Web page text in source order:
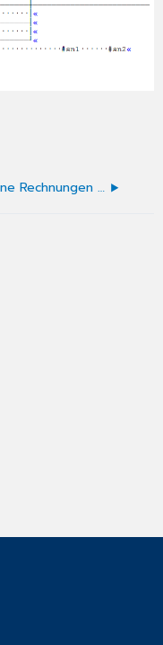
Offene Rechnungen listen (BG)